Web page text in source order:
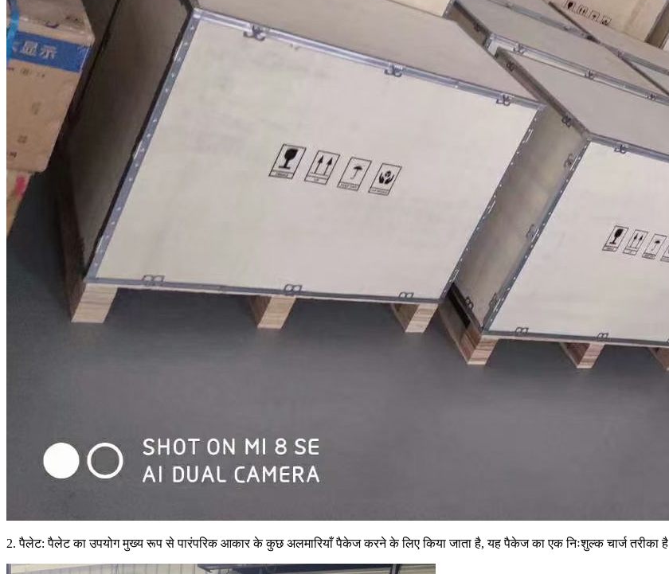
2. पैलेट: पैलेट का उपयोग मुख्य रूप से पारंपरिक आकार के कुछ अलमारियाँ पैकेज करने के लिए किया जाता है, यह पैकेज का एक निःशुल्क चार्ज तरीका है